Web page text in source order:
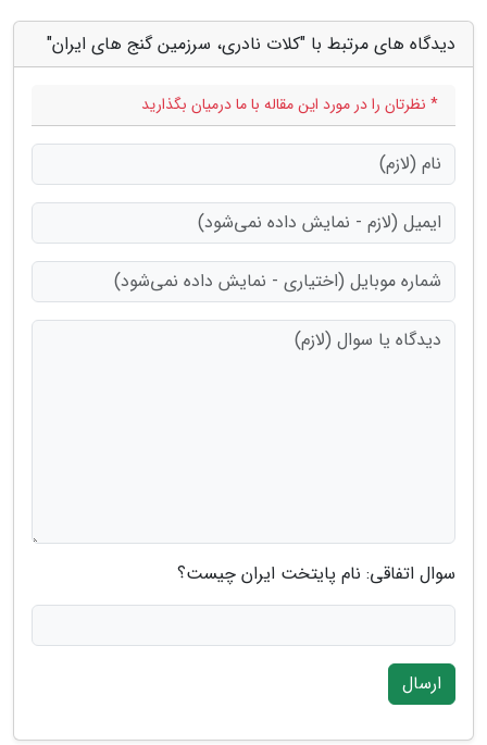
دیدگاه های مرتبط با "کلات نادری، سرزمین گنج های ایران"
* نظرتان را در مورد این مقاله با ما درمیان بگذارید
سوال اتفاقی: نام پایتخت ایران چیست؟
ارسال